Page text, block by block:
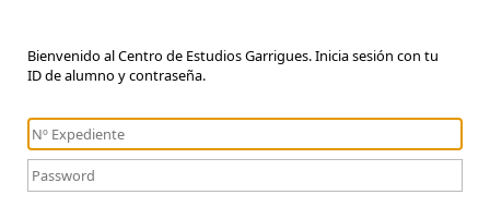
Bienvenido al Centro de Estudios Garrigues. Inicia sesión con tu
ID de alumno y contraseña.